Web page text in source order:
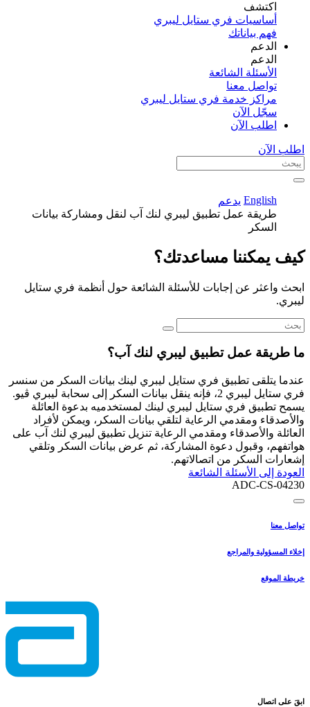
اكتشف​
أساسيات فري ستايل ليبري
فهم بياناتك
الدعم
الدعم
الأسئلة الشائعة
تواصل معنا
مراكز خدمة فري ستايل ليبري
سجّل الآن​
اطلب الآن
اطلب الآن
English يدعم
طريقة عمل تطبيق ليبري لنك آب لنقل ومشاركة بيانات
السكر
كيف يمكننا مساعدتك؟
ابحث واعثر عن إجابات للأسئلة الشائعة حول أنظمة فري ستايل
ليبري.
ما طريقة عمل تطبيق ليبري لنك آب؟
عندما يتلقى تطبيق فري ستايل ليبري لينك بيانات السكر من سنسر
فري ستايل ليبري 2، فإنه ينقل بيانات السكر إلى سحابة ليبري ڤيو.
يسمح تطبيق فري ستايل ليبري لينك لمستخدميه بدعوة العائلة
والأصدقاء ومقدمي الرعاية لتلقي بيانات السكر، ويمكن لأفراد
العائلة والأصدقاء ومقدمي الرعاية تنزيل تطبيق ليبري لنك آب على
هواتفهم، وقبول دعوة المشاركة، ثم عرض بيانات السكر وتلقي
إشعارات السكر من اتصالاتهم.
العودة إلى الأسئلة الشائعة
ADC-CS-04230
تواصل معنا
إخلاء المسؤولية والمراجع
خريطة الموقع
ابقَ على اتصال